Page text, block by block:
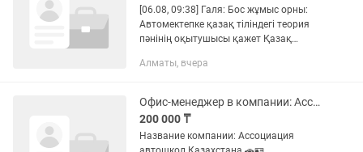
[06.08, 09:38] Галя: Бос жұмыс орны:
Автомектепке қазақ тіліндегі теория
пәнінің оқытушысы қажет Қазақ
байланысты автомектебіміз теория
Алматы, вчера
Офис-менеджер в компании: Ассоциация автошкол Казахстана
200 000 ₸
Название компании: Ассоциация